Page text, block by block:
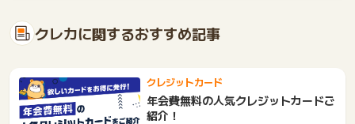
クレカに関するおすすめ記事
クレジットカード
年会費無料の人気クレジットカードご
紹介！